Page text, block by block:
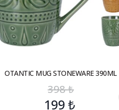
OTANTIC MUG STONEWARE 390ML
398₺
199₺